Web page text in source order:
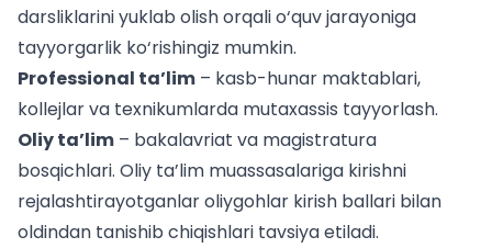
darsliklarini yuklab olishorqali o‘quv jarayoniga
tayyorgarlik ko‘rishingiz mumkin.
Professional ta’lim – kasb-hunar maktablari,
kollejlar va texnikumlarda mutaxassis tayyorlash.
Oliy ta’lim – bakalavriat va magistratura
bosqichlari. Oliy ta’lim muassasalariga kirishni
rejalashtirayotganlaroliygohlar kirish ballari bilan
oldindan tanishib chiqishlari tavsiya etiladi.